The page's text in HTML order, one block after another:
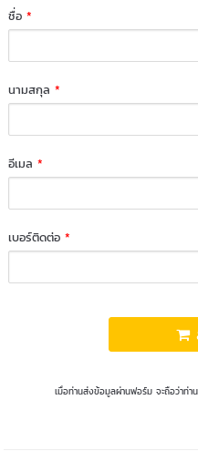
ชื่อ*
นามสกุล*
อีเมล*
เบอร์ติดต่อ*
เมื่อท่านส่งข้อมูลผ่านฟอร์ม จะถือว่าท่า